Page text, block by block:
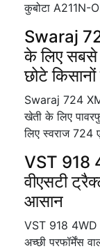
कुबोटा A211N-
Swaraj
के लिए सबसे
छोटे
Swaraj 724
खेती के लिए
लिए स्वराज 724
VST 918
वीएसटी
आसान
VST 918 4WD
अच्छी परफॉर्मेंस